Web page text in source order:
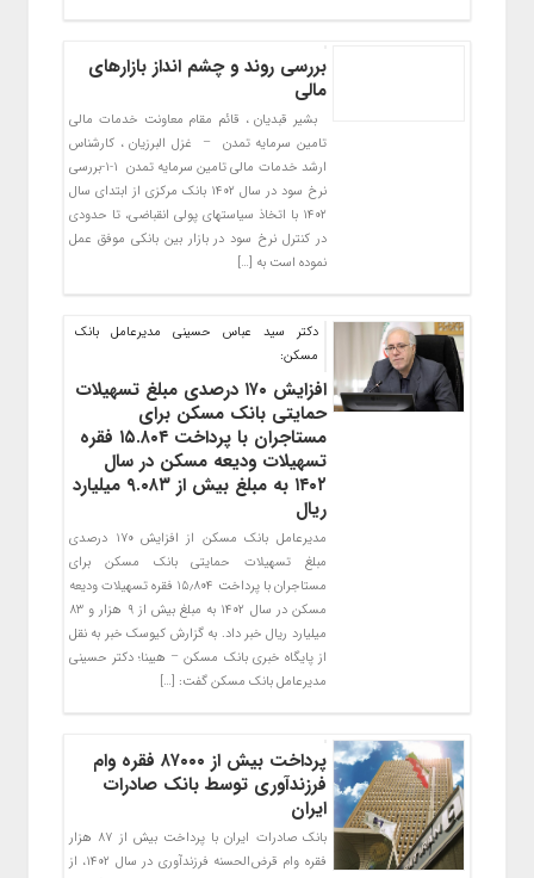
بررسی روند و چشم انداز بازارهای
مالی
بشیر قبدیان ، قائم مقام معاونت خدمات مالی
تامین سرمایه تمدن – غزل البرزیان ، کارشناس
ارشد خدمات مالی تامین سرمایه تمدن ۱-۱-بررسی
نرخ سود در سال ۱۴۰۲ بانک مرکزی از ابتدای سال
۱۴۰۲ با اتخاذ سیاست­های پولی انقباضی، تا حدودی
در کنترل نرخ سود در بازار بین بانکی موفق عمل
نموده است به […]
دکتر سید عباس حسینی مدیرعامل بانک
مسکن:
افزایش ۱۷۰ درصدی مبلغ تسهیلات
حمایتی بانک مسکن برای
مستاجران با پرداخت ۱۵.۸۰۴ فقره
تسهیلات ودیعه مسکن در سال
۱۴۰۲ به مبلغ بیش از ۹.۰۸۳ میلیارد
ریال
مدیرعامل بانک مسکن از افزایش ۱۷۰ درصدی
مبلغ تسهیلات حمایتی بانک مسکن برای
مستاجران با پرداخت ۱۵٫۸۰۴ فقره تسهیلات ودیعه
مسکن در سال ۱۴۰۲ به مبلغ بیش از ۹ هزار و ۸۳
میلیارد ریال خبر داد. به گزارش کیوسک خبر به نقل
از پایگاه خبری بانک مسکن – هیبنا؛ دکتر حسینی
مدیرعامل بانک مسکن گفت: […]
پرداخت بیش از ۸۷۰۰۰ فقره وام
فرزندآوری توسط بانک صادرات
ایران
بانک صادرات ایران با پرداخت بیش از ۸۷ هزار
فقره وام قرض‌الحسنه فرزندآوری در سال ۱۴۰۲، از